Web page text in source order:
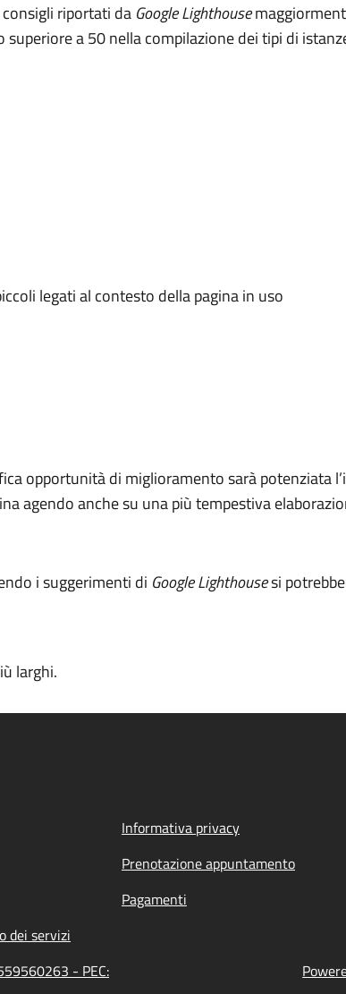
riportati da Google Lighthouse
a 50 nella compilazione dei tipi di
legati al contesto della pagina in uso
opportunità di miglioramento sarà potenziata
agendo anche su una più tempestiva
i suggerimenti di Google Lighthousesi
larghi.
Informativa privacy
Prenotazione appuntamento
Pagamenti
dei servizi
- PEC: